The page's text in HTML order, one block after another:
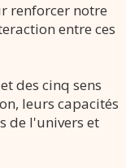
renforcer notre
entre ces
des cinq sens
leurs capacités
de l'univers et